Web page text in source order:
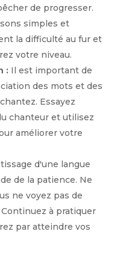
de progresser.
simples et
la difficulté au fur et
votre niveau.
:Il est important de
des mots et des
Essayez
chanteur et utilisez
améliorer votre
d'une langue
de la patience. Ne
ne voyez pas de
à pratiquer
par atteindre vos